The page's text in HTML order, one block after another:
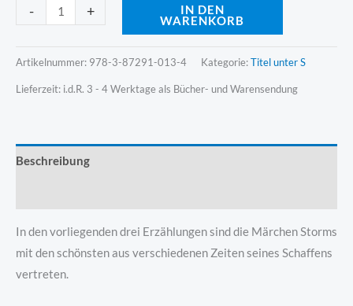
- +
IN DEN
WARENKORB
Artikelnummer: 978-3-87291-013-4 Kategorie:Titel unter S
Lieferzeit: i.d.R. 3 - 4 Werktage als Bücher- und Warensendung
Beschreibung
In den vorliegenden drei Erzählungen sind die Märchen Storms
mit den schönsten aus verschiedenen Zeiten seines Schaffens
vertreten.